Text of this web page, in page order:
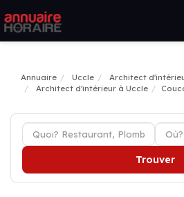
Annuaire Uccle
Architect
Architect d'intérieur à Uccle
Trouver